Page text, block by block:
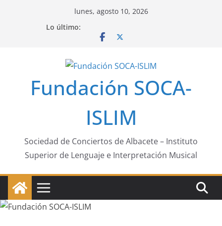
lunes, agosto 10, 2026
Lo último:
Fundación SOCA-
ISLIM
Sociedad de Conciertos de Albacete – Instituto
Superior de Lenguaje e Interpretación Musical